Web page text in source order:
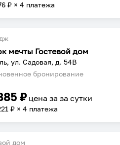
₽ × 4 платежа
мечты Гостевой дом
ул. Садовая, д. 54В
бронирование
₽ цена заза сутки
₽ × 4 платежа
дом